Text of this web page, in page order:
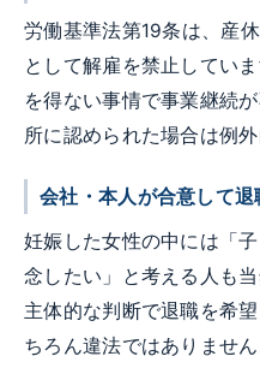
労働基準法第19条は、産
として解雇を禁止してい
を得ない事情で事業継続
所に認められた場合は例
会社・本人が合意して
妊娠した女性の中には「
念したい」と考える人も
主体的な判断で退職を希
ちろん違法ではありません